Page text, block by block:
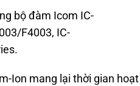
bộ đàm Icom IC-
F4003, IC-
Ion mang lại thời gian hoạt